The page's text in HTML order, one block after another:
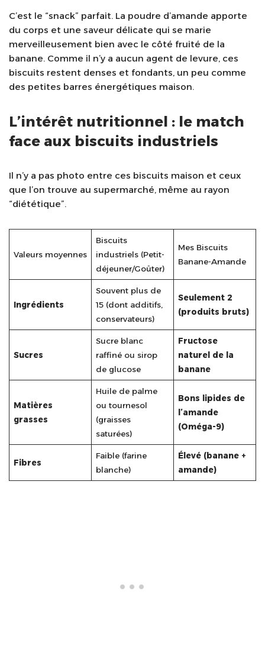
C’est le “snack” parfait. La poudre d’amande apporte
du corps et une saveur délicate qui se marie
merveilleusement bien avec le côté fruité de la
banane. Comme il n’y a aucun agent de levure, ces
biscuits restent denses et fondants, un peu comme
des petites barres énergétiques maison.
L’intérêt nutritionnel : le match
face aux biscuits industriels
Il n’y a pas photo entre ces biscuits maison et ceux
que l’on trouve au supermarché, même au rayon
“diététique”.
Valeurs moyennes
Biscuits
industriels (Petit-
déjeuner/Goûter)
Mes Biscuits
Banane-Amande
Ingrédients
Souvent plus de
15 (dont additifs,
conservateurs)
Seulement 2
(produits bruts)
Sucres
Sucre blanc
raffiné ou sirop
de glucose
Fructose
naturel de la
banane
Matières
grasses
Huile de palme
ou tournesol
(graisses
saturées)
Bons lipides de
l’amande
(Oméga-9)
Fibres
Faible (farine
blanche)
Élevé (banane +
amande)